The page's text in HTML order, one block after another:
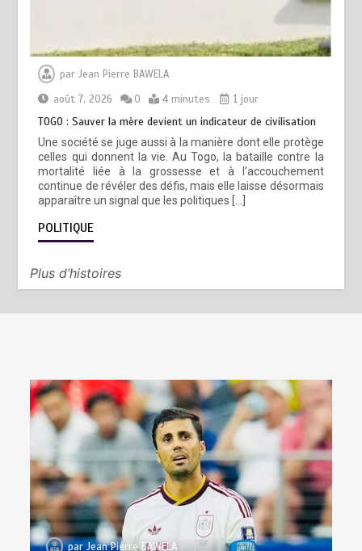
parJean Pierre BAWELA
août 7, 2026
0 4 minutes 1 jour
TOGO : Sauver la mère devient un indicateur de civilisation
Une société se juge aussi à la manière dont elle protège
celles qui donnent la vie. Au Togo, la bataille contre la
mortalité liée à la grossesse et à l’accouchement
continue de révéler des défis, mais elle laisse désormais
apparaître un signal que les politiques […]
POLITIQUE
Plus d’histoires
parJean Pierre BAWELA